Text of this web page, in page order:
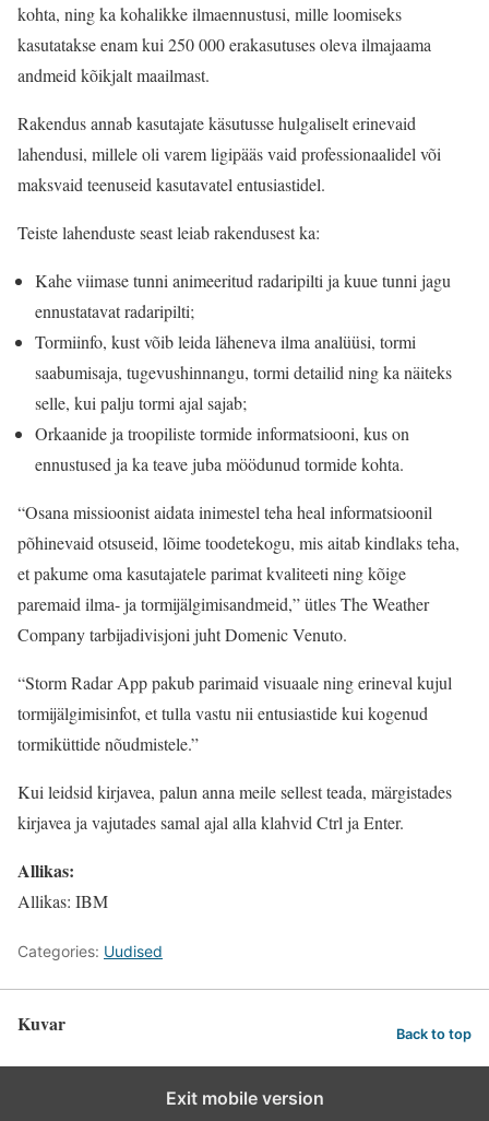
kohta, ning ka kohalikke ilmaennustusi, mille loomiseks
kasutatakse enam kui 250 000 erakasutuses oleva ilmajaama
andmeid kõikjalt maailmast.
Rakendus annab kasutajate käsutusse hulgaliselt erinevaid
lahendusi, millele oli varem ligipääs vaid professionaalidel või
maksvaid teenuseid kasutavatel entusiastidel.
Teiste lahenduste seast leiab rakendusest ka:
Kahe viimase tunni animeeritud radaripilti ja kuue tunni jagu
ennustatavat radaripilti;
Tormiinfo, kust võib leida läheneva ilma analüüsi, tormi
saabumisaja, tugevushinnangu, tormi detailid ning ka näiteks
selle, kui palju tormi ajal sajab;
Orkaanide ja troopiliste tormide informatsiooni, kus on
ennustused ja ka teave juba möödunud tormide kohta.
“Osana missioonist aidata inimestel teha heal informatsioonil
põhinevaid otsuseid, lõime toodetekogu, mis aitab kindlaks teha,
et pakume oma kasutajatele parimat kvaliteeti ning kõige
paremaid ilma- ja tormijälgimisandmeid,” ütles The Weather
Company tarbijadivisjoni juht Domenic Venuto.
“Storm Radar App pakub parimaid visuaale ning erineval kujul
tormijälgimisinfot, et tulla vastu nii entusiastide kui kogenud
tormiküttide nõudmistele.”
Kui leidsid kirjavea, palun anna meile sellest teada, märgistades
kirjavea ja vajutades samal ajal alla klahvid Ctrl ja Enter.
Allikas:
Allikas: IBM
Categories: Uudised
Kuvar Back to top
Exit mobile version